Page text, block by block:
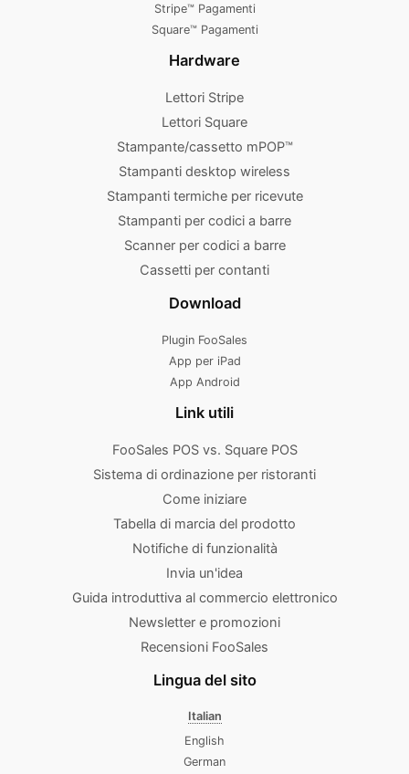
Stripe™ Pagamenti
Square™ Pagamenti
Hardware
Lettori Stripe
Lettori Square
Stampante/cassetto mPOP™
Stampanti desktop wireless
Stampanti termiche per ricevute
Stampanti per codici a barre
Scanner per codici a barre
Cassetti per contanti
Download
Plugin FooSales
App per iPad
App Android
Link utili
FooSales POS vs. Square POS
Sistema di ordinazione per ristoranti
Come iniziare
Tabella di marcia del prodotto
Notifiche di funzionalità
Invia un'idea
Guida introduttiva al commercio elettronico
Newsletter e promozioni
Recensioni FooSales
Lingua del sito
Italian
English
German